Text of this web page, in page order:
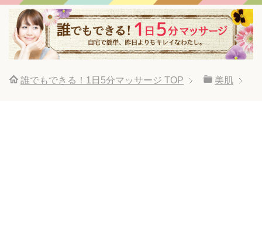
誰でもできる！1日5分マッサージ TOP 美肌